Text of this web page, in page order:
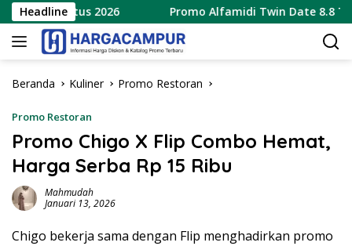
Langsung
ke
konten
Headline
9 Agustus 2026 Promo Alfamidi Twin Date 8.8
Beranda Kuliner Promo Restoran
Promo Restoran
Promo Chigo X Flip Combo Hemat,
Harga Serba Rp 15 Ribu
Mahmudah
Januari 13, 2026
Chigo bekerja sama dengan Flip menghadirkan promo